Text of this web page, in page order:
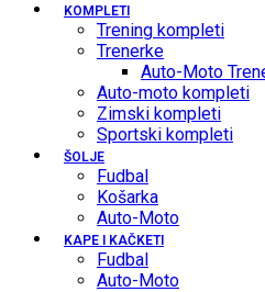
KOMPLETI
Trening kompleti
Trenerke
Auto-Moto
Auto-moto kompleti
Zimski kompleti
Sportski kompleti
ŠOLJE
Fudbal
Košarka
Auto-Moto
KAPE I KAČKETI
Fudbal
Auto-Moto